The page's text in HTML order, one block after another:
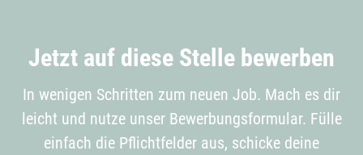
Jetzt auf diese Stelle bewerben
In wenigen Schritten zum neuen Job. Mach es dir
leicht und nutze unser Bewerbungsformular. Fülle
einfach die Pflichtfelder aus, schicke deine